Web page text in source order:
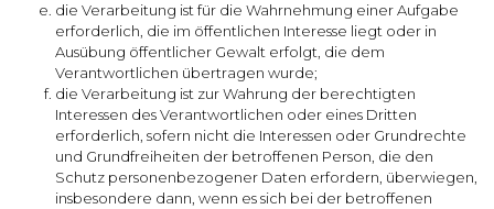
die Verarbeitung ist für die Wahrnehmung einer Aufgabe
erforderlich, die im öffentlichen Interesse liegt oder in
Ausübung öffentlicher Gewalt erfolgt, die dem
Verantwortlichen übertragen wurde;
die Verarbeitung ist zur Wahrung der berechtigten
Interessen des Verantwortlichen oder eines Dritten
erforderlich, sofern nicht die Interessen oder Grundrechte
und Grundfreiheiten der betroffenen Person, die den
Schutz personenbezogener Daten erfordern, überwiegen,
insbesondere dann, wenn es sich bei der betroffenen